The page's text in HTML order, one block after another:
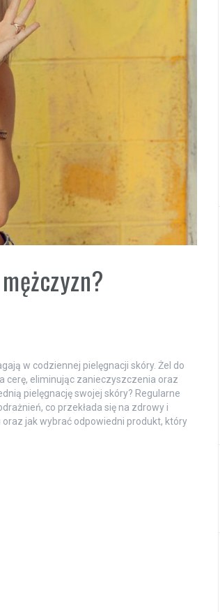
w codziennej pielęgnacji skóry. Żel do
cerę, eliminując zanieczyszczenia oraz
pielęgnację swojej skóry? Regularne
co przekłada się na zdrowy i
jak wybrać odpowiedni produkt, który